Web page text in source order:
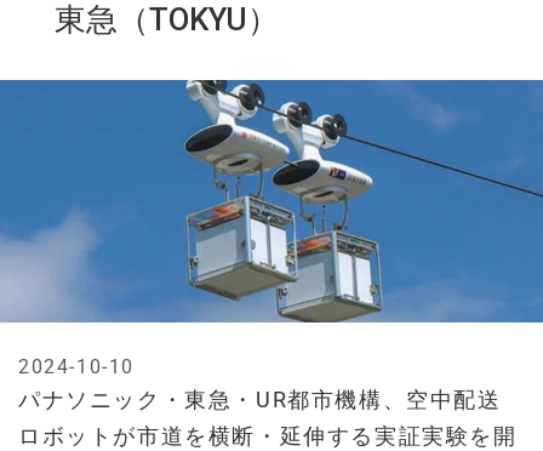
東急（TOKYU）
パナソニック・東急・UR都市機構、空中配送
ロボットが市道を横断・延伸する実証実験を開
2024-10-10